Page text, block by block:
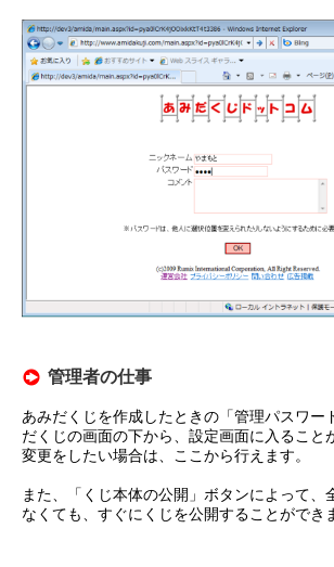
管理者の仕事
あみだくじを作成したときの「管理パスワー
だくじの画面の下から、設定画面に入ること
変更をしたい場合は、ここから行えます。
また、「くじ本体の公開」ボタンによって、
なくても、すぐにくじを公開することができ